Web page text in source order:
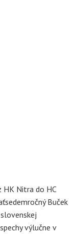
HK Nitra do HC
Buček
výlučne v